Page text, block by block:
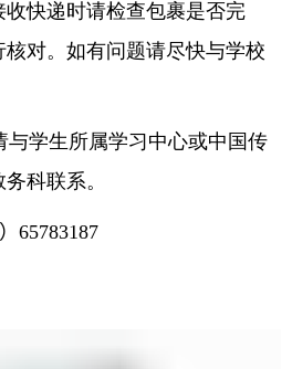
快递时请检查包裹是否完
对。如有问题请尽快与学校
与学生所属学习中心或中国传
科联系。
）65783187